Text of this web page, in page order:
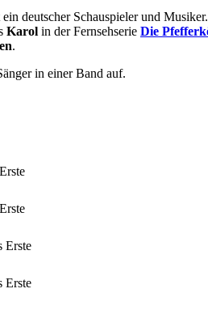
ein deutscher Schauspieler und
Karol in der Fernsehserie Die
.
in einer Band auf.
Erste
Erste